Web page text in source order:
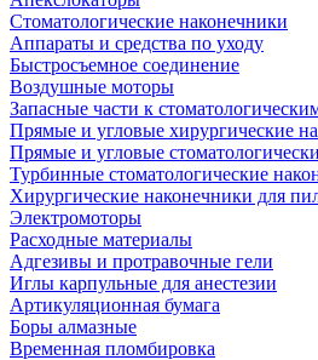
Стоматологические наконечники
Аппараты и средства по уходу
Быстросъемное соединение
Воздушные моторы
Запасные части к
Прямые и угловые хирургические
Прямые и угловые
Турбинные стоматологические
Хирургические наконечники для
Электромоторы
Расходные материалы
Адгезивы и протравочные гели
Иглы карпульные для анестезии
Артикуляционная бумага
Боры алмазные
Временная пломбировка